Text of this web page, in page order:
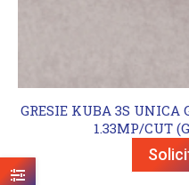
GRESIE KUBA 3S UNICA
1.33MP/CUT